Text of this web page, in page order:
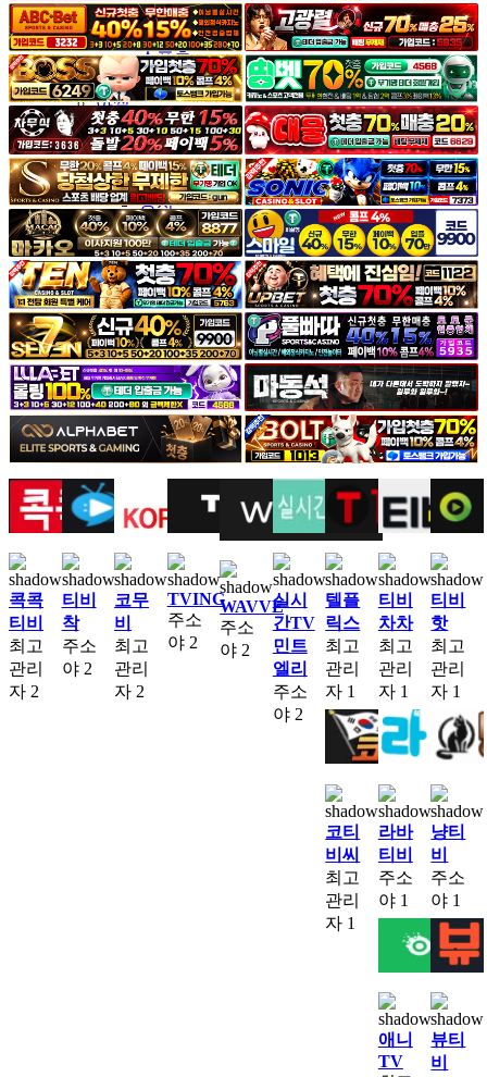
후방주의
움짤
스포츠
기타
야썰
고객센터
공지&이벤트
공지
1:1문의
광고문의
콕콕
티비
최고
관리
자 2
티비
착
주소
야 2
코무
비
최고
관리
자 2
TVING
주소
야 2
WAVVE
주소
야 2
실시
간TV
민트
엘리
주소
야 2
텔플
릭스
최고
관리
자 1
티비
차차
최고
관리
자 1
티비
핫
최고
관리
자 1
코티
비씨
최고
관리
자 1
라바
티비
주소
야 1
냥티
비
주소
야 1
애니
TV
뷰티
비